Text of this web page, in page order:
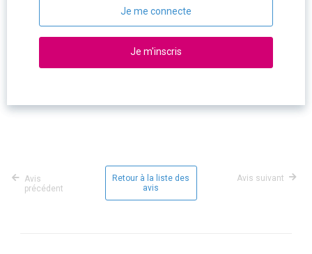
Je me connecte
Je m'inscris
Avis
précédent
Retour à la liste des
avis
Avis suivant